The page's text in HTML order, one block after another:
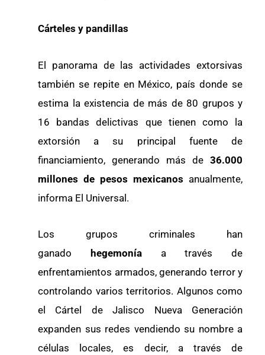
Cárteles y pandillas
El panorama de las actividades extorsivas
también se repite en México, país donde se
estima la existencia de más de 80 grupos y
16 bandas delictivas que tienen como la
extorsión a su principal fuente de
financiamiento, generando más de 36.000
millones de pesos mexicanos anualmente,
informa El Universal.
Los grupos criminales han
ganado
hegemonía a través de
enfrentamientos armados, generando terror y
controlando varios territorios. Algunos como
el Cártel de Jalisco Nueva Generación
expanden sus redes vendiendo su nombre a
células locales, es decir, a través de